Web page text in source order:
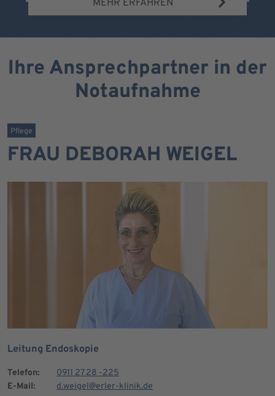
MEHR ERFAHREN
Ihre Ansprechpartner in der
Notaufnahme
Pflege
FRAU DEBORAH WEIGEL
Leitung Endoskopie
Telefon:
0911 27 28 -225
E-Mail:
d.weigel@erler-klinik.de